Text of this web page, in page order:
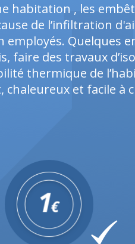
habitation , les
de l’infiltration
employés. Quelques
faire des travaux
thermique de
chaleureux et facile à